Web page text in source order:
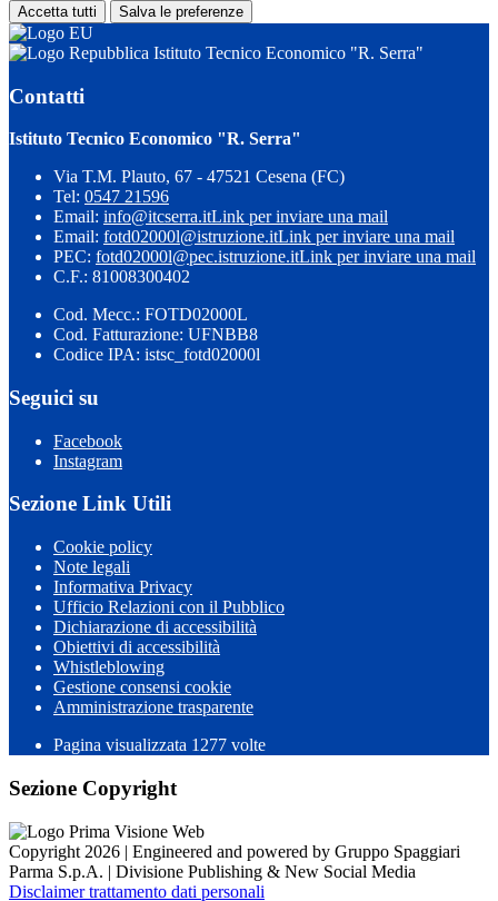
Accetta tutti Salva le preferenze
Istituto Tecnico Economico "R. Serra"
Contatti
Istituto Tecnico Economico "R. Serra"
Via T.M. Plauto, 67 - 47521 Cesena (FC)
Tel: 0547 21596
Email: info@itcserra.itLink per inviare una mail
Email: fotd02000l@istruzione.itLink per inviare una mail
PEC: fotd02000l@pec.istruzione.itLink per inviare una mail
C.F.: 81008300402
Cod. Mecc.: FOTD02000L
Cod. Fatturazione: UFNBB8
Codice IPA: istsc_fotd02000l
Seguici su
Facebook
Instagram
Sezione Link Utili
Cookie policy
Note legali
Informativa Privacy
Ufficio Relazioni con il Pubblico
Dichiarazione di accessibilità
Obiettivi di accessibilità
Whistleblowing
Gestione consensi cookie
Amministrazione trasparente
Pagina visualizzata 1277 volte
Sezione Copyright
Copyright 2026 | Engineered and powered by Gruppo Spaggiari
Parma S.p.A. | Divisione Publishing & New Social Media
Disclaimer trattamento dati personali